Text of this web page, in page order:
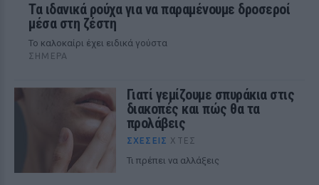
Τα ιδανικά ρούχα για να παραμένουμε δροσεροί
μέσα στη ζέστη
To καλοκαίρι έχει ειδικά γούστα
ΣΉΜΕΡΑ
Γιατί γεμίζουμε σπυράκια στις
διακοπές και πώς θα τα
προλάβεις
ΣΧΈΣΕΙΣ ΧΤΕΣ
Τι πρέπει να αλλάξεις